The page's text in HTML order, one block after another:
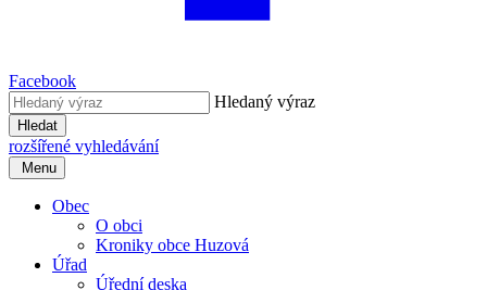
Facebook
Hledaný výraz
Hledat
rozšířené vyhledávání
Menu
Obec
O obci
Kroniky obce Huzová
Úřad
Úřední deska